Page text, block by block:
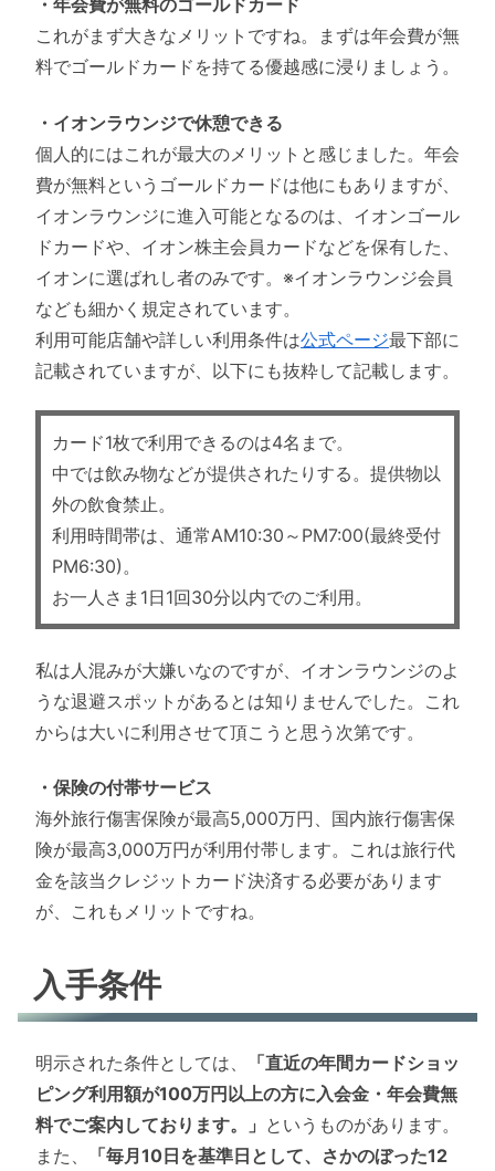
・年会費が無料のゴールドカード
これがまず大きなメリットですね。まずは年会費が無
料でゴールドカードを持てる優越感に浸りましょう。
・イオンラウンジで休憩できる
個人的にはこれが最大のメリットと感じました。年会
費が無料というゴールドカードは他にもありますが、
イオンラウンジに進入可能となるのは、イオンゴール
ドカードや、イオン株主会員カードなどを保有した、
イオンに選ばれし者のみです。※イオンラウンジ会員
なども細かく規定されています。
利用可能店舗や詳しい利用条件は公式ページ最下部に
記載されていますが、以下にも抜粋して記載します。
カード1枚で利用できるのは4名まで。
中では飲み物などが提供されたりする。提供物以
外の飲食禁止。
利用時間帯は、通常AM10:30～PM7:00(最終受付
PM6:30)。
お一人さま1日1回30分以内でのご利用。
私は人混みが大嫌いなのですが、イオンラウンジのよ
うな退避スポットがあるとは知りませんでした。これ
からは大いに利用させて頂こうと思う次第です。
・保険の付帯サービス
海外旅行傷害保険が最高5,000万円、国内旅行傷害保
険が最高3,000万円が利用付帯します。これは旅行代
金を該当クレジットカード決済する必要があります
が、これもメリットですね。
入手条件
明示された条件としては、
「直近の年間カードショッ
ピング利用額が100万円以上の方に入会金・年会費無
料でご案内しております。」 というものがあります。
また、
「毎月10日を基準日として、さかのぼった12